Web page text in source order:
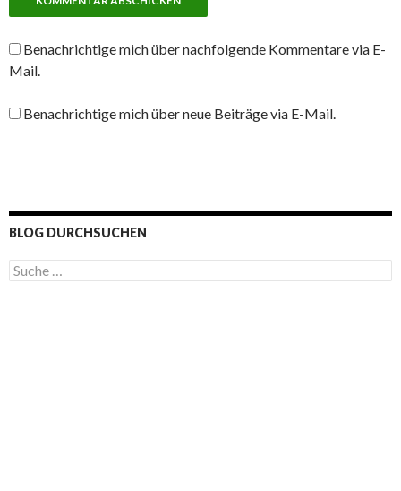
Benachrichtige mich über nachfolgende Kommentare via E-
Mail.
Benachrichtige mich über neue Beiträge via E-Mail.
BLOG DURCHSUCHEN
S
u